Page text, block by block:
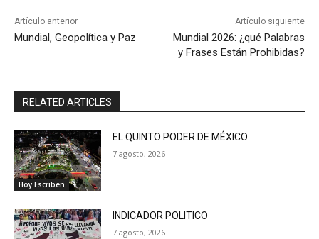
Artículo anterior
Mundial, Geopolítica y Paz
Artículo siguiente
Mundial 2026: ¿qué Palabras
y Frases Están Prohibidas?
RELATED ARTICLES
Hoy Escriben
EL QUINTO PODER DE MÉXICO
7 agosto, 2026
INDICADOR POLITICO
7 agosto, 2026